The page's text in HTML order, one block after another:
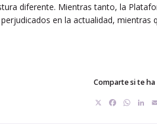
diferente. Mientras tanto, la
en la actualidad, mientras
Comparte si te